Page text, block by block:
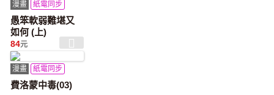
漫畫 紙電同步
愚笨軟弱難堪又
如何 (上)
84元
漫畫 紙電同步
費洛蒙中毒(03)